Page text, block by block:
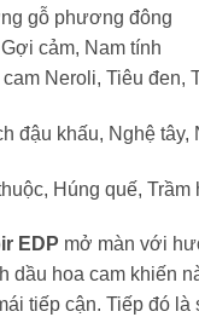
gỗ phương đông
cảm, Nam tính
Neroli, Tiêu đen,
đậu khấu, Nghệ tây,
Húng quế, Trầm
EDP mở màn với
dầu hoa cam khiến
tiếp cận. Tiếp đó là